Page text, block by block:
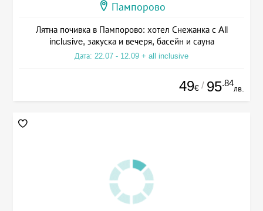
Пампорово
Лятна почивка в Пампорово: хотел Снежанка с All
inclusive, закуска и вечеря, басейн и сауна
Дата: 22.07 - 12.09 + all inclusive
49€ / 95.84
лв.